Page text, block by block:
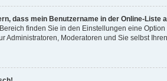
dass mein Benutzername in der Online-Liste
finden Sie in den Einstellungen eine
Administratoren, Moderatoren und Sie selbst